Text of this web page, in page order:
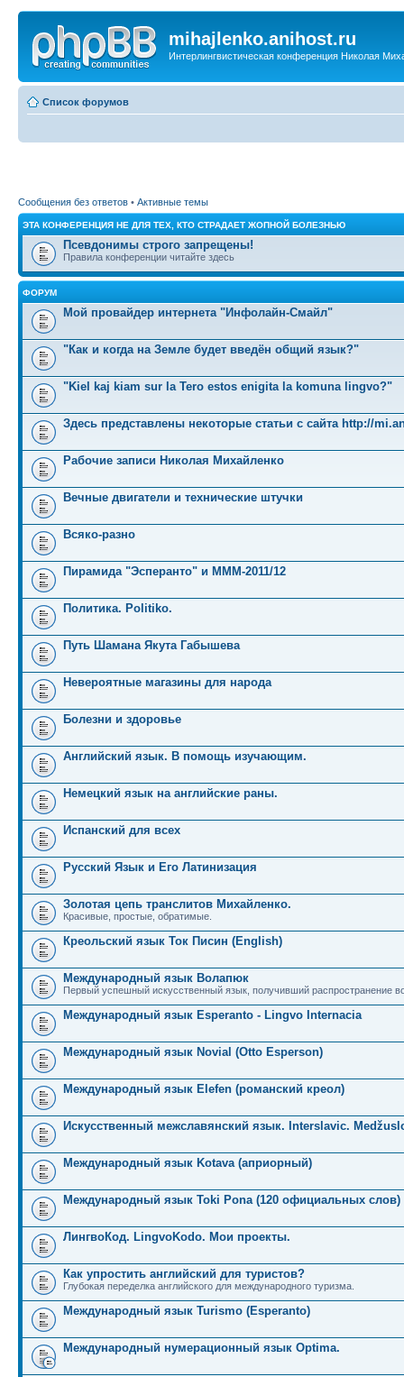
mihajlenko.anihost.ru
Интерлингвистическая конференция Николая
Список форумов
Сообщения без ответов • Активные темы
ЭТА КОНФЕРЕНЦИЯ НЕ ДЛЯ ТЕХ, КТО СТРАДАЕТ ЖОПНОЙ БОЛЕЗНЬЮ
Псевдонимы строго запрещены!
Правила конференции читайте здесь
ФОРУМ
Мой провайдер интернета "Инфолайн-Смайл"
"Как и когда на Земле будет введён общий язык?"
"Kiel kaj kiam sur la Tero estos enigita la komuna lingvo?"
Здесь представлены некоторые статьи с сайта http://
Рабочие записи Николая Михайленко
Вечные двигатели и технические штучки
Всяко-разно
Пирамида "Эсперанто" и MMM-2011/12
Политика. Politiko.
Путь Шамана Якута Габышева
Невероятные магазины для народа
Болезни и здоровье
Английский язык. В помощь изучающим.
Немецкий язык на английские раны.
Испанский для всех
Русский Язык и Его Латинизация
Золотая цепь транслитов Михайленко.
Красивые, простые, обратимые.
Креольский язык Ток Писин (English)
Международный язык Волапюк
Первый успешный искусственный язык, получивший распространение
Международный язык Esperanto - Lingvo Internacia
Международный язык Novial (Otto Esperson)
Международный язык Elefen (романский креол)
Искусственный межславянский язык. Interslavic.
Международный язык Kotava (априорный)
Международный язык Toki Pona (120 официальных слов)
ЛингвоКод. LingvoKodo. Мои проекты.
Как упростить английский для туристов?
Глубокая переделка английского для международного туризма.
Международный язык Turismo (Esperanto)
Международный нумерационный язык Optima.